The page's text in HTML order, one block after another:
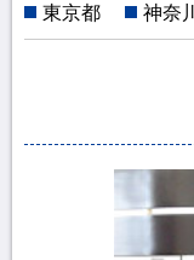
東京都 神奈